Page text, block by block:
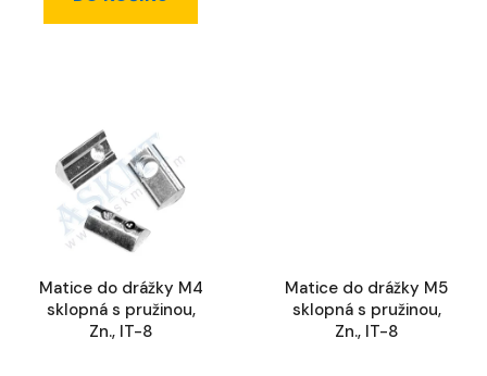
Matice do drážky M4
sklopná s pružinou,
Zn., IT-8
Matice do drážky M5
sklopná s pružinou,
Zn., IT-8